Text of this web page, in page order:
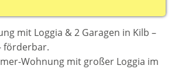
mit Loggia & 2 Garagen in Kilb –
förderbar.
Wohnung mit großer Loggia im